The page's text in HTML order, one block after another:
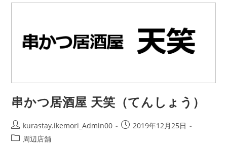
串かつ居酒屋 天笑（てんしょう）
kurastay.ikemori_Admin00
2019年12月25日
周辺店舗